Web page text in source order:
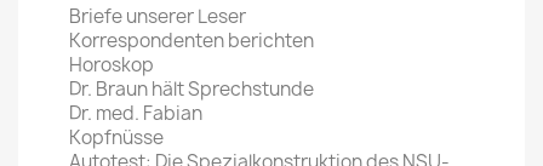
Briefe unserer Leser
Korrespondenten berichten
Horoskop
Dr. Braun hält Sprechstunde
Dr. med. Fabian
Kopfnüsse